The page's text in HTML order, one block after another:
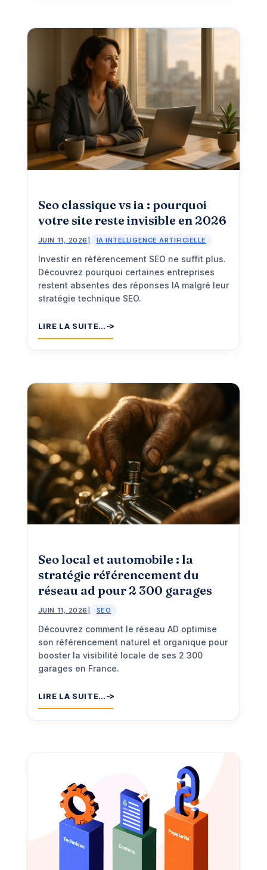
Seo classique vs ia : pourquoi
votre site reste invisible en 2026
JUIN 11, 2026 IA INTELLIGENCE ARTIFICIELLE
Investir en référencement SEO ne suffit plus.
Découvrez pourquoi certaines entreprises
restent absentes des réponses IA malgré leur
stratégie technique SEO.
LIRE LA SUITE…
Seo local et automobile : la
stratégie référencement du
réseau ad pour 2 300 garages
JUIN 11, 2026 SEO
Découvrez comment le réseau AD optimise
son référencement naturel et organique pour
booster la visibilité locale de ses 2 300
garages en France.
LIRE LA SUITE…